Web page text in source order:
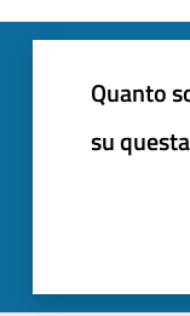
Quanto
su